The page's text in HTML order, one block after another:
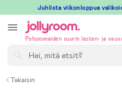
till
innehållet
Juhlista viikonloppua
Pohjoismaiden suurin lasten- ja
Takaisin